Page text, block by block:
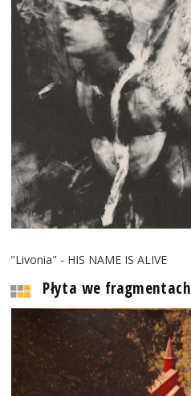
"Livonia" - HIS NAME IS ALIVE
Płyta we fragmentach